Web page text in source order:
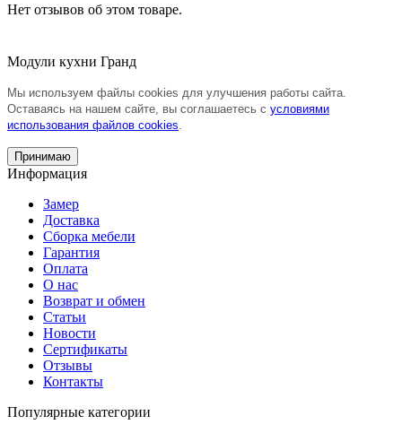
Нет отзывов об этом товаре.
Модули кухни Гранд
Мы используем файлы cookies для улучшения работы сайта.
Оставаясь на нашем сайте, вы соглашаетесь с условиями
использования файлов cookies
Принимаю
Информация
Замер
Доставка
Сборка мебели
Гарантия
Оплата
О нас
Возврат и обмен
Статьи
Новости
Сертификаты
Отзывы
Контакты
Популярные категории